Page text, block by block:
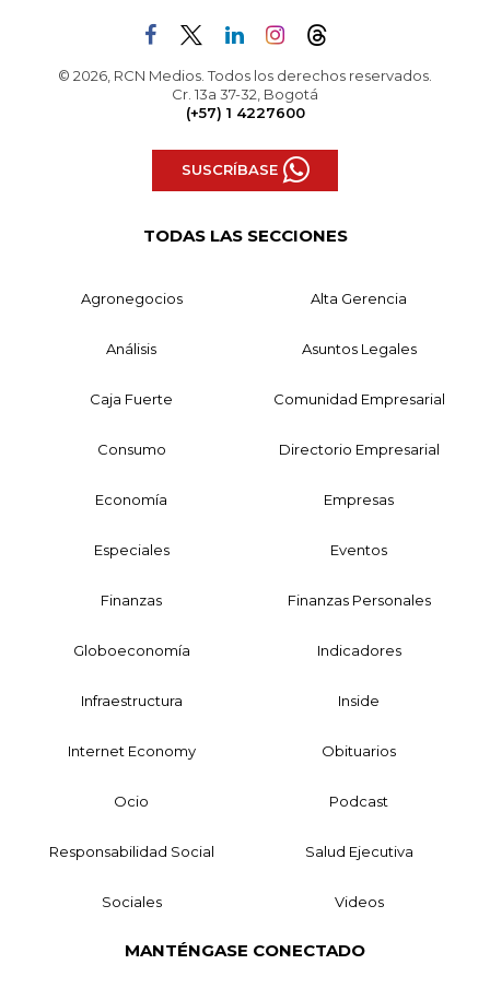
© 2026, RCN Medios. Todos los derechos reservados.
Cr. 13a 37-32, Bogotá
(+57) 1 4227600
SUSCRÍBASE
TODAS LAS SECCIONES
Agronegocios Alta Gerencia
Análisis Asuntos Legales
Caja Fuerte Comunidad Empresarial
Consumo Directorio Empresarial
Economía Empresas
Especiales Eventos
Finanzas Finanzas Personales
Globoeconomía Indicadores
Infraestructura Inside
Internet Economy Obituarios
Ocio Podcast
Responsabilidad Social Salud Ejecutiva
Sociales Videos
MANTÉNGASE CONECTADO